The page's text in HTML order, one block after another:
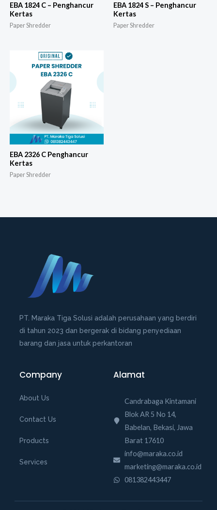
EBA 1824 C – Penghancur
Kertas
Paper Shredder
EBA 1824 S – Penghancur
Kertas
Paper Shredder
EBA 2326 C Penghancur
Kertas
Paper Shredder
PT. Maraka Tiga Solusi adalah perusahaan yang berdiri
di tahun 2023 dan bergerak di bidang penyediaan
barang dan jasa untuk perkantoran
Company
About Us
Contact Us
Products
Services
Alamat
Candrabaga Kintamani
Blok AR 5 No 14,
Babelan, Bekasi, Jawa
Barat 17610
info@maraka.co.id
marketing@maraka.co.id
081382443447